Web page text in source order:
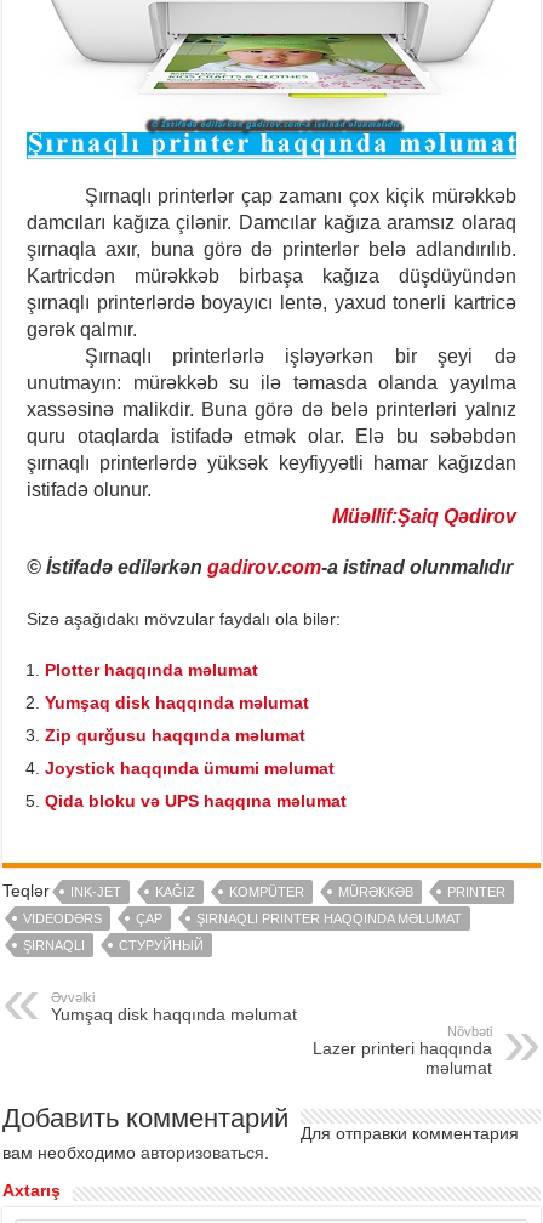
Şırnaqlı printerlər çap zamanı çox kiçik mürəkkəb
damcıları kağıza çilənir. Damcılar kağıza aramsız olaraq
şırnaqla axır, buna görə də printerlər belə adlandırılıb.
Kartricdən mürəkkəb birbaşa kağıza düşdüyündən
şırnaqlı printerlərdə boyayıcı lentə, yaxud tonerli kartricə
gərək qalmır.
Şırnaqlı printerlərlə işləyərkən bir şeyi də
unutmayın: mürəkkəb su ilə təmasda olanda yayılma
xassəsinə malikdir. Buna görə də belə printerləri yalnız
quru otaqlarda istifadə etmək olar. Elə bu səbəbdən
şırnaqlı printerlərdə yüksək keyfiyyətli hamar kağızdan
istifadə olunur.
Müəllif:Şaiq Qədirov
© İstifadə edilərkəngadirov.com-a istinad olunmalıdır
Sizə aşağıdakı mövzular faydalı ola bilər:
Plotter haqqında məlumat
Yumşaq disk haqqında məlumat
Zip qurğusu haqqında məlumat
Joystick haqqında ümumi məlumat
Qida bloku və UPS haqqına məlumat
Teqlər INK-JET KAĞIZ KOMPÜTER MÜRƏKKƏB
PRINTER
VIDEODƏRS
ÇAP
ŞIRNAQLI PRINTER HAQQINDA MƏLUMAT
ŞIRNAQLI
СТУРУЙНЫЙ
Əvvəlki
Yumşaq disk haqqında məlumat
Növbəti
Lazer printeri haqqında
məlumat
Добавить комментарий
Для отправки комментария
вам необходимоавторизоваться
Axtarış